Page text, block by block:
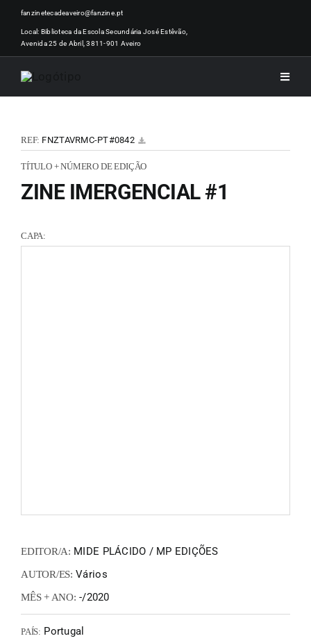
Skip
content
fanzinetecadeaveiro@fanzine.pt
Local: Biblioteca da Escola Secundária José Estêvão,
Avenida 25 de Abril, 3811-901 Aveiro
Toggle
REF: FNZTAVRMC-PT#0842
TÍTULO + NÚMERO DE EDIÇÃO
ZINE IMERGENCIAL #1
CAPA:
EDITOR/A: MIDE PLÁCIDO / MP EDIÇÕES
AUTOR/ES: Vários
MÊS + ANO: -/2020
PAÍS: Portugal